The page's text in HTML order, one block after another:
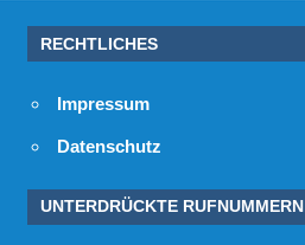
RECHTLICHES
Impressum
Datenschutz
UNTERDRÜCKTE RUFNUMMERN